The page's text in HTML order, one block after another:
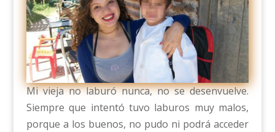
Mi vieja no laburó nunca, no se desenvuelve.
Siempre que intentó tuvo laburos muy malos,
porque a los buenos, no pudo ni podrá acceder